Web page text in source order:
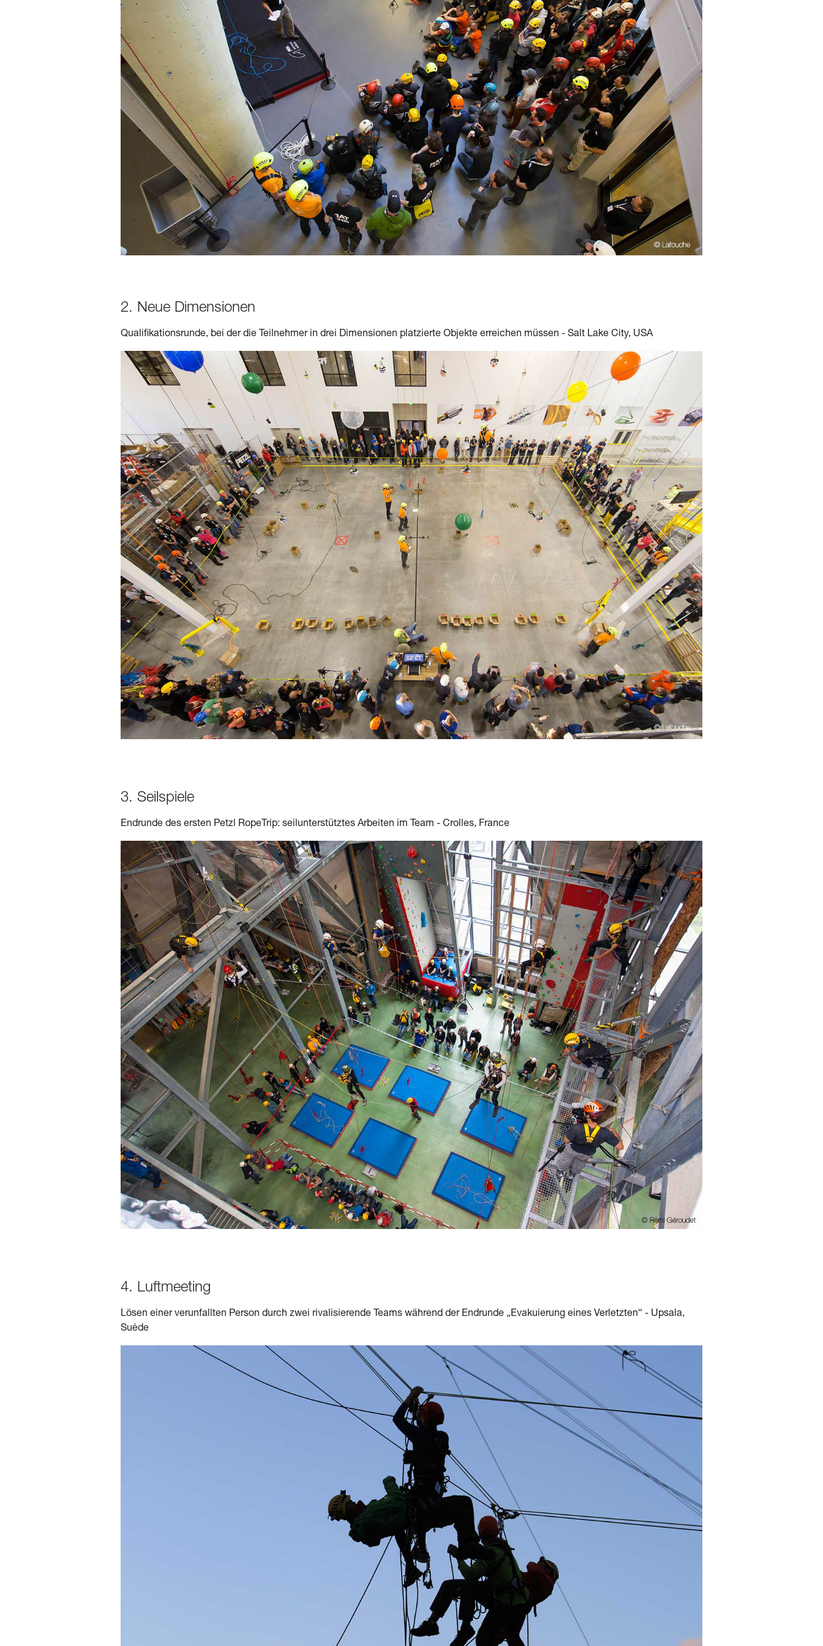
2. Neue Dimensionen
Qualifikationsrunde, bei der die Teilnehmer in drei Dimensionen platzierte Objekte erreichen müssen - Salt Lake City, USA
3. Seilspiele
Endrunde des ersten Petzl RopeTrip: seilunterstütztes Arbeiten im Team - Crolles, France
4. Luftmeeting
Lösen einer verunfallten Person durch zwei rivalisierende Teams während der Endrunde „Evakuierung eines Verletzten“ - Upsala,
Suède